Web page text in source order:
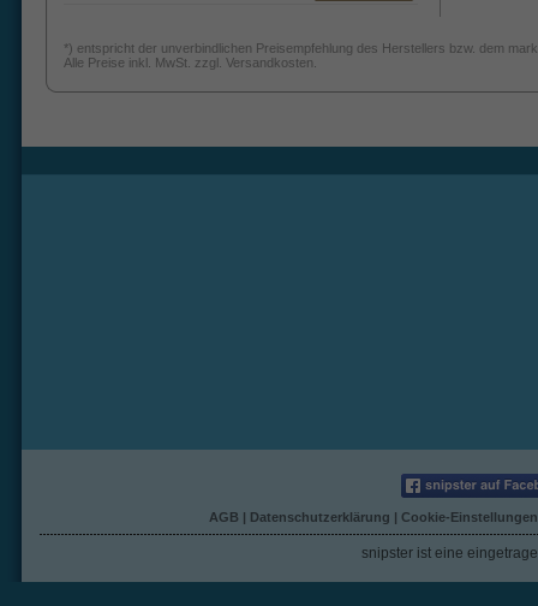
*) entspricht der unverbindlichen Preisempfehlung des Herstellers bzw. dem
Alle Preise inkl. MwSt. zzgl. Versandkosten.
AGB | Datenschutzerklärung | Cookie-Einstellungen
snipster ist eine